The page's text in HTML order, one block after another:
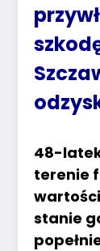
48-latek
terenie
stanie